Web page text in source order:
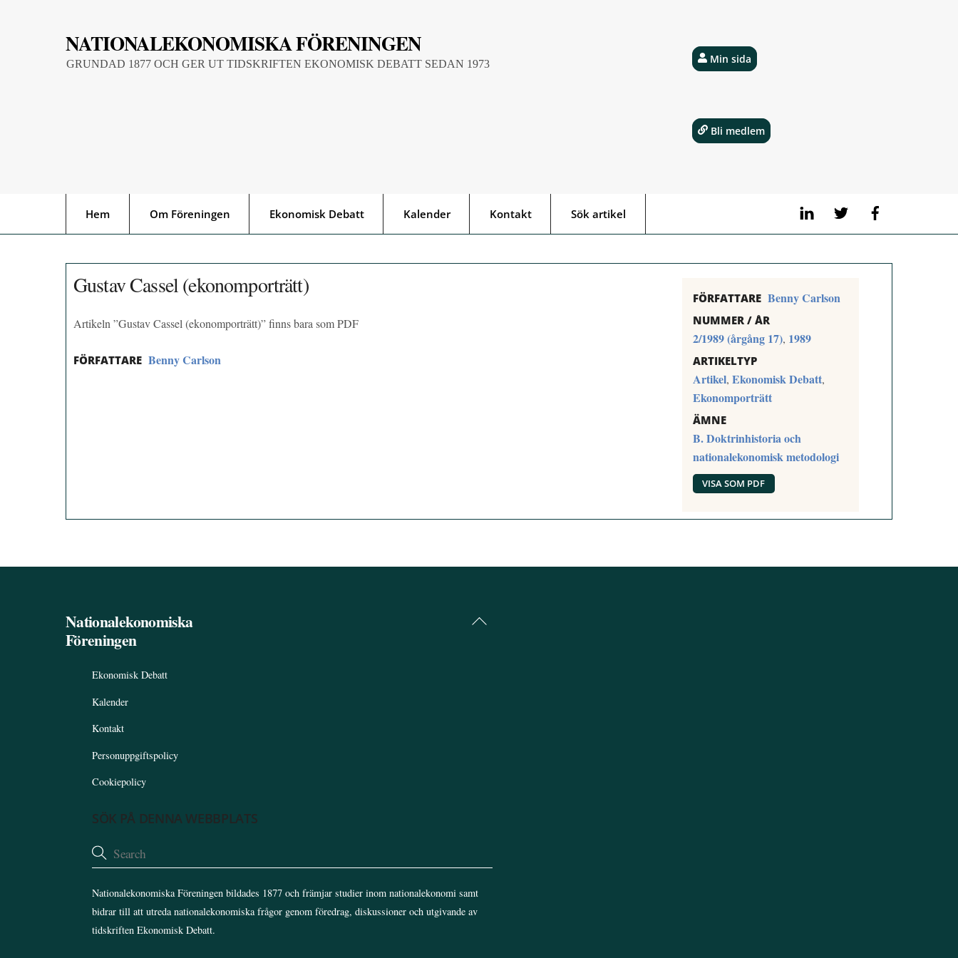
NATIONALEKONOMISKA FÖRENINGEN
GRUNDAD 1877 OCH GER UT TIDSKRIFTEN EKONOMISK DEBATT SEDAN 1973
LinkedIn Twitter
Hem Om Föreningen Ekonomisk Debatt Kalender Kontakt Sök artikel
Min sida
Bli medlem
Gustav Cassel (ekonomporträtt)
Artikeln ”Gustav Cassel (ekonomporträtt)” finns bara som PDF
FÖRFATTARE Benny Carlson
FÖRFATTARE Benny Carlson
NUMMER / ÅR
2/1989 (årgång 17), 1989
ARTIKELTYP
Artikel, Ekonomisk Debatt,
Ekonomporträtt
ÄMNE
B. Doktrinhistoria och
nationalekonomisk metodologi
VISA SOM PDF
Back
Nationalekonomiska
Föreningen
Ekonomisk Debatt
Kalender
Kontakt
Personuppgiftspolicy
Cookiepolicy
SÖK PÅ DENNA WEBBPLATS
Nationalekonomiska Föreningen bildades 1877 och främjar studier inom nationalekonomi samt
bidrar till att utreda nationalekonomiska frågor genom föredrag, diskussioner och utgivande av
tidskriften Ekonomisk Debatt.